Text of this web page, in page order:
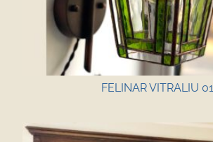
FELINAR VITRALIU 01